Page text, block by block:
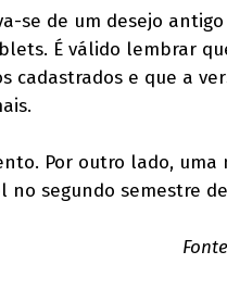
se de um desejo antigo
É válido lembrar
cadastrados e que a
Por outro lado, uma
no segundo semestre